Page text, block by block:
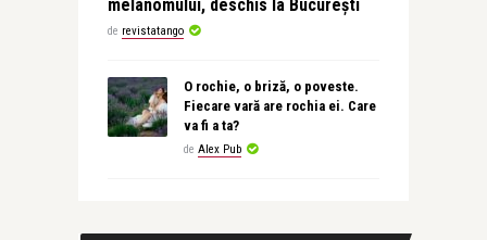
melanomului, deschis la București
de revistatango
O rochie, o briză, o poveste.
Fiecare vară are rochia ei. Care
va fi a ta?
de Alex Pub